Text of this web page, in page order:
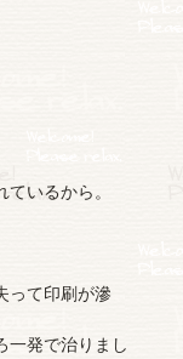
いるから。
って印刷が滲
一発で治りまし